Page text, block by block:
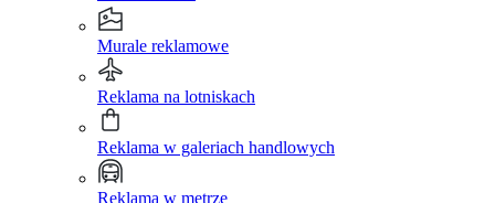
Murale reklamowe
Reklama na lotniskach
Reklama w galeriach handlowych
Reklama w metrze